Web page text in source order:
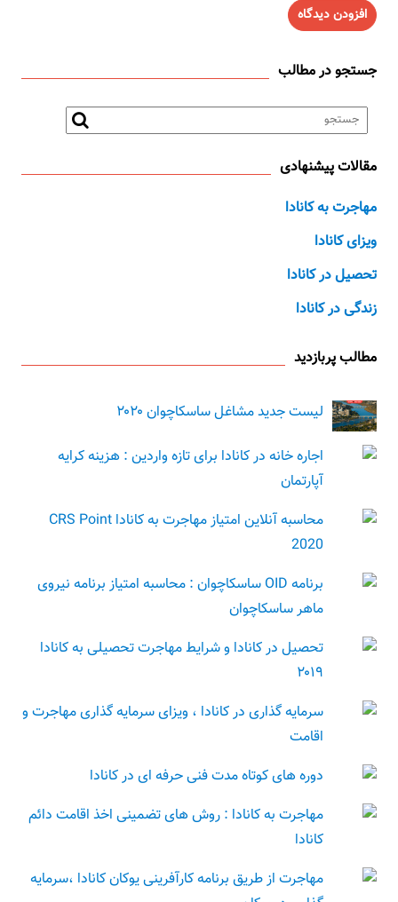
جستجو در مطالب
مقالات پیشنهادی
مهاجرت به کانادا
ویزای کانادا
تحصیل در کانادا
زندگی در کانادا
مطالب پربازدید
لیست جدید مشاغل ساسکاچوان ۲۰۲۰
اجاره خانه در کانادا برای تازه واردین : هزینه کرایه
آپارتمان
محاسبه آنلاین امتیاز مهاجرت به کانادا CRS Point
2020
برنامه OID ساسکاچوان : محاسبه امتیاز برنامه نیروی
ماهر ساسکاچوان
تحصیل در کانادا و شرایط مهاجرت تحصیلی به کانادا
۲۰۱۹
سرمایه گذاری در کانادا ، ویزای سرمایه گذاری مهاجرت و
اقامت
دوره های کوتاه مدت فنی حرفه ای در کانادا
مهاجرت به کانادا : روش های تضمینی اخذ اقامت دائم
کانادا
مهاجرت از طریق برنامه کارآفرینی یوکان کانادا ،سرمایه